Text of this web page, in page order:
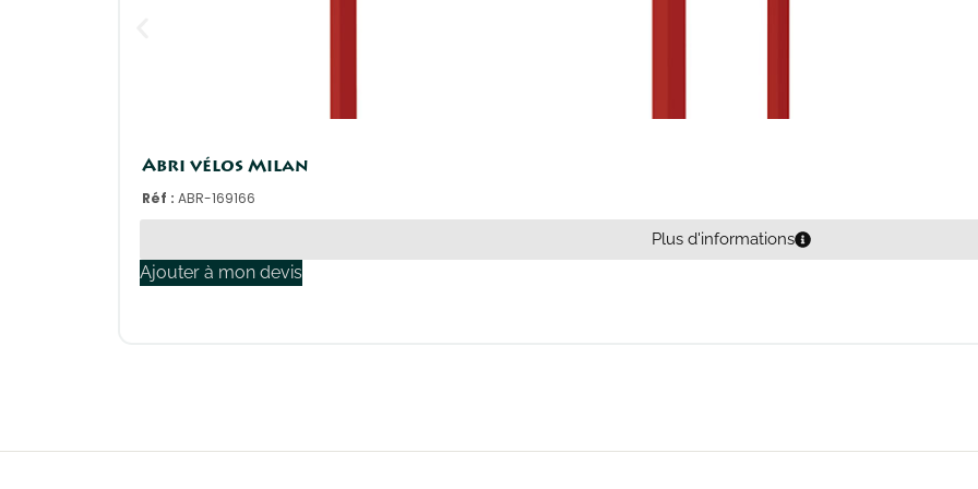
Abri vélos Milan
Réf : ABR-169166
Plus d'informations
Ajouter à mon devis